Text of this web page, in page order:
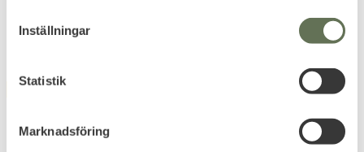
Inställningar
Statistik
Marknadsföring